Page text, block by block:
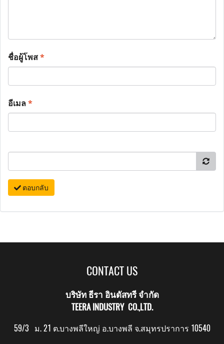
ชื่อผู้โพส*
อีเมล*
ตอบกลับ
CONTACT US
บริษัท ธีรา อินดัสทรี จำกัด
TEERA INDUSTRY CO.,LTD.
59/3 ม. 21 ต.บางพลีใหญ่ อ.บางพลี จ.สมุทรปราการ 10540